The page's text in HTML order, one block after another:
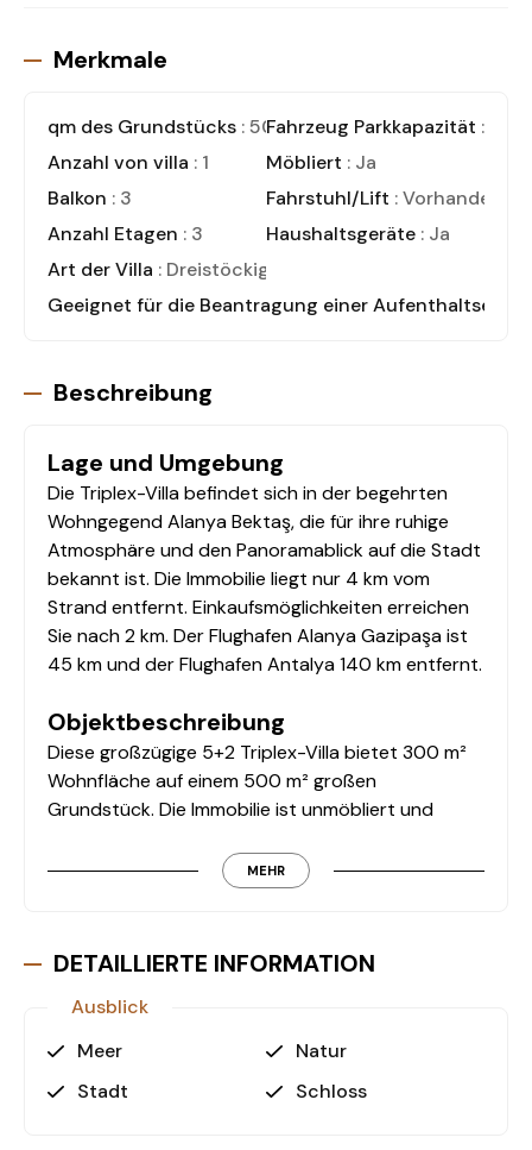
Merkmale
qm des Grundstücks : 500Fahrzeug Parkkapazität : 1
Anzahl von villa : 1 Möbliert : Ja
Balkon : 3 Fahrstuhl/Lift : Vorhanden
Anzahl Etagen : 3 Haushaltsgeräte : Ja
Art der Villa : Dreistöckige Villa
Geeignet für die Beantragung einer
Beschreibung
Lage und Umgebung
Die Triplex-Villa befindet sich in der begehrten
Wohngegend Alanya Bektaş, die für ihre ruhige
Atmosphäre und den Panoramablick auf die Stadt
bekannt ist. Die Immobilie liegt nur 4 km vom
Strand entfernt. Einkaufsmöglichkeiten erreichen
Sie nach 2 km. Der Flughafen Alanya Gazipaşa ist
45 km und der Flughafen Antalya 140 km entfernt.
Objektbeschreibung
Diese großzügige 5+2 Triplex-Villa bietet 300 m²
Wohnfläche auf einem 500 m² großen
Grundstück. Die Immobilie ist unmöbliert und
eigenen Vorstellungen gestalten möchten.
• 4 Badezimmer
• 3 Balkone
• Pool
• Geschlossene Garage
MEHR
DETAILLIERTE INFORMATION
Ausblick
Meer
Natur
Stadt
Schloss